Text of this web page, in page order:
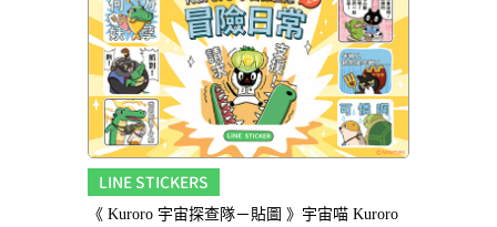
LINE STICKERS
《 Kuroro 宇宙探查隊－貼圖 》宇宙喵 Kuroro